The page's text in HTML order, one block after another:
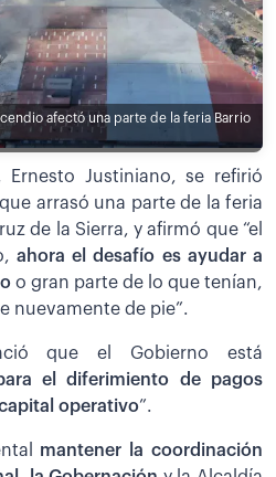
afectó una parte de la feria Barrio
Ernesto Justiniano, se refirió
arrasó una parte de la feria
de la Sierra, y afirmó que “el
ahora el desafío es ayudar a
o gran parte de lo que tenían,
nuevamente de pie”.
que el Gobierno está
el diferimiento de pagos
operativo”.
mantener la coordinación